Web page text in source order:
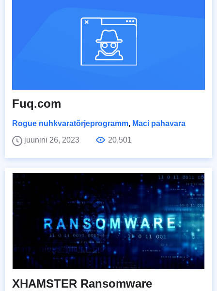
Fuq.com
Rogue nuhkvaratõrjeprogramm, Maci pahavara
juunini 26, 2023
20,501
XHAMSTER Ransomware